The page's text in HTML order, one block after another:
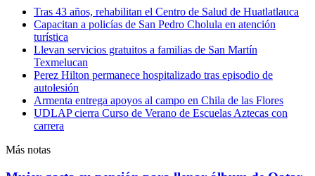
Tras 43 años, rehabilitan el Centro de Salud de Huatlatlauca
Capacitan a policías de San Pedro Cholula en atención
turística
Llevan servicios gratuitos a familias de San Martín
Texmelucan
Perez Hilton permanece hospitalizado tras episodio de
autolesión
Armenta entrega apoyos al campo en Chila de las Flores
UDLAP cierra Curso de Verano de Escuelas Aztecas con
carrera
Más notas